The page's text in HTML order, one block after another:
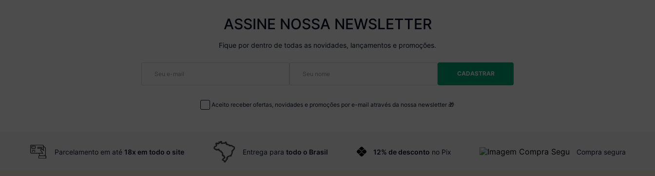
ASSINE NOSSA NEWSLETTER
Fique por dentro de todas as novidades, lançamentos e promoções.
CADASTRAR
Aceito receber ofertas, novidades e promoções por e-mail através da nossa newsletter 🎁
Parcelamento em até 18x em todo o site Entrega paratodo o Brasil 12% de desconto no Pix Compra segura